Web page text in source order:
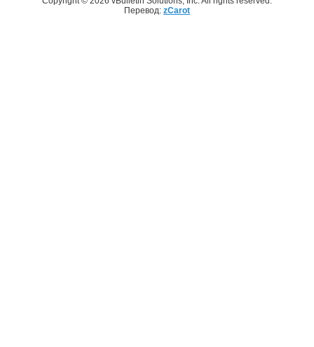
Перевод: zCarot